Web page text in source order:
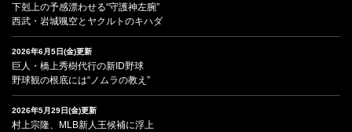
下剋上の予感漂わせる“守護神左腕”
西武・岩城颯空とヤクルトのキハダ
2026年6月5日(金)更新
巨人・橋上秀樹代行の新ID野球
野球観の根底には“ノムラの教え”
2026年5月29日(金)更新
村上宗隆、MLB新人王候補に浮上